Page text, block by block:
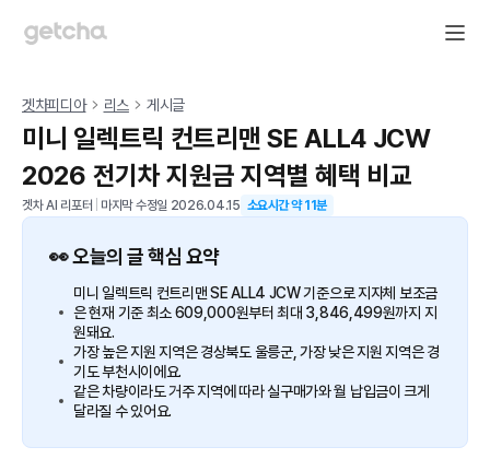
겟차피디아 리스 게시글
미니 일렉트릭 컨트리맨 SE ALL4 JCW
2026 전기차 지원금 지역별 혜택 비교
겟차 AI 리포터 마지막 수정일 2026.04.15 소요시간 약11분
👀 오늘의 글 핵심 요약
미니 일렉트릭 컨트리맨 SE ALL4 JCW 기준으로 지자체 보조금
은 현재 기준 최소 609,000원부터 최대 3,846,499원까지 지
원돼요.
가장 높은 지원 지역은 경상북도 울릉군, 가장 낮은 지원 지역은 경
기도 부천시이에요.
같은 차량이라도 거주 지역에 따라 실구매가와 월 납입금이 크게
달라질 수 있어요.